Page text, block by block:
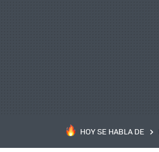
HOY SE HABLA DE